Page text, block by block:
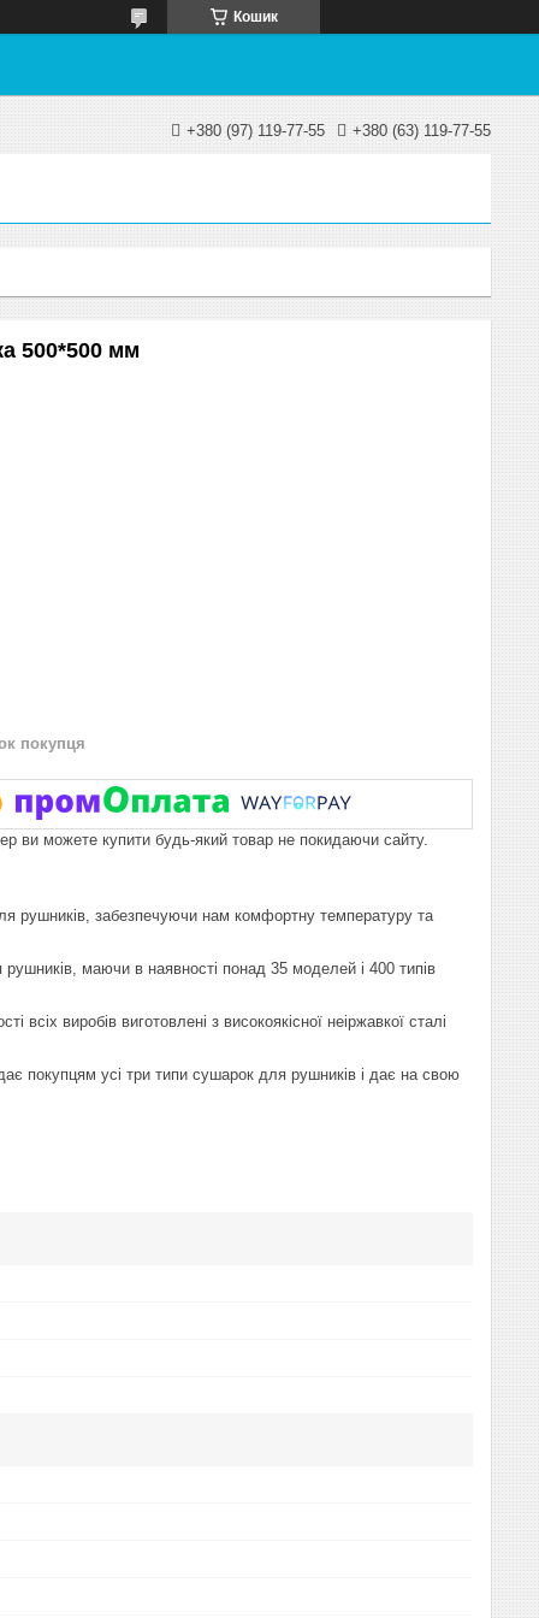
Кошик
+380 (97) 119-77-55 +380 (63) 119-77-55
500*500 мм
покупця
ви можете купити будь-який товар не покидаючи сайту.
рушників, забезпечуючи нам комфортну температуру та
маючи в наявності понад 35 моделей і 400 типів
виробів виготовлені з високоякісної неіржавкої сталі
покупцям усі три типи сушарок для рушників і дає на свою